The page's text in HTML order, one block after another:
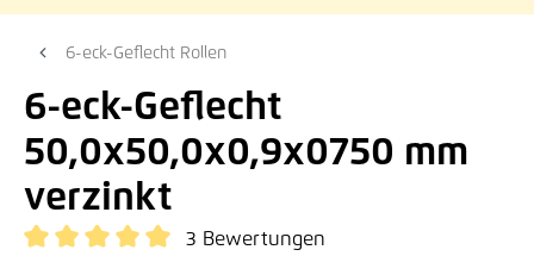
6-eck-Geflecht Rollen
6-eck-Geflecht
50,0x50,0x0,9x0750 mm
verzinkt
3 Bewertungen